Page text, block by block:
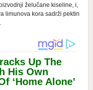
želučane kiseline, i,
limunova kora sadrži pektin